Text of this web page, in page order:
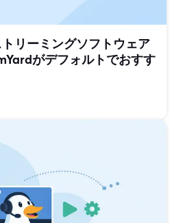
リーミングソフトウェア
がデフォルトでおすす